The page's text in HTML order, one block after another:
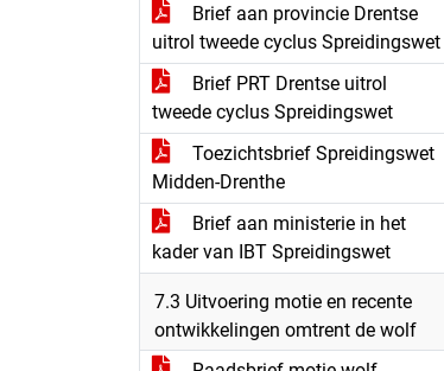
Brief aan provincie Drentse
uitrol tweede cyclus Spreidingswet
Brief PRT Drentse uitrol
tweede cyclus Spreidingswet
Toezichtsbrief Spreidingswet
Midden-Drenthe
Brief aan ministerie in het
kader van IBT Spreidingswet
7.3 Uitvoering motie en recente
ontwikkelingen omtrent de wolf